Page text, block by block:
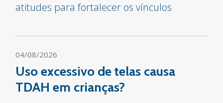
atitudes para fortalecer os vínculos
04/08/2026
Uso excessivo de telas causa
TDAH em crianças?